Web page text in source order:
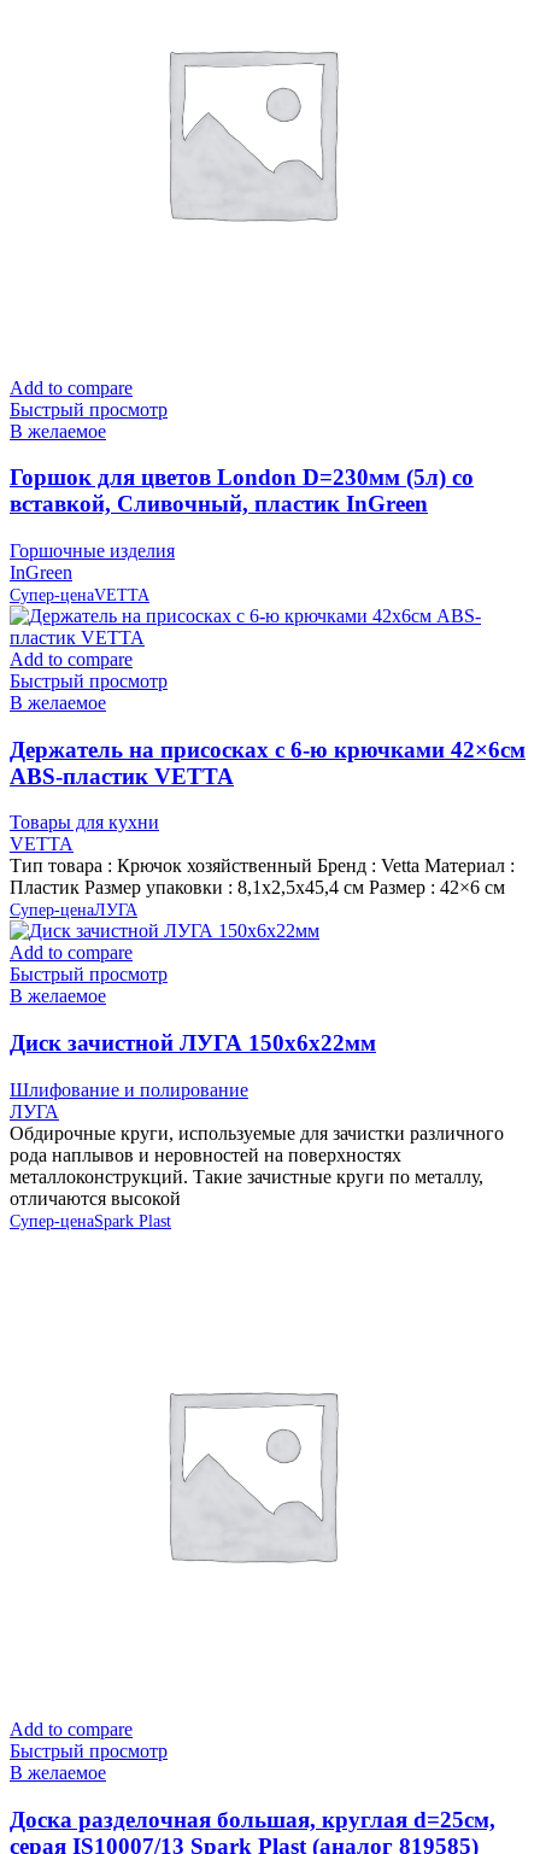
Add to compare
Быстрый просмотр
В желаемое
Горшок для цветов London D=230мм (5л) со
вставкой, Сливочный, пластик InGreen
Горшочные изделия
InGreen
Супер-ценаVETTA
Add to compare
Быстрый просмотр
В желаемое
Держатель на присосках с 6-ю крючками 42×6см
ABS-пластик VETTA
Товары для кухни
VETTA
Тип товара : Крючок хозяйственный Бренд : Vetta Материал :
Пластик Размер упаковки : 8,1х2,5х45,4 см Размер : 42×6 см
Супер-ценаЛУГА
Add to compare
Быстрый просмотр
В желаемое
Диск зачистной ЛУГА 150х6х22мм
Шлифование и полирование
ЛУГА
Обдирочные круги, используемые для зачистки различного
рода наплывов и неровностей на поверхностях
металлоконструкций. Такие зачистные круги по металлу,
отличаются высокой
Супер-ценаSpark Plast
Add to compare
Быстрый просмотр
В желаемое
Доска разделочная большая, круглая d=25см,
серая IS10007/13 Spark Plast (аналог 819585)